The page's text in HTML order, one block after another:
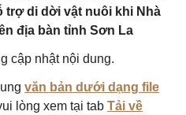
trợ di dời vật nuôi khi Nhà
địa bàn tỉnh Sơn La
cập nhật nội dung.
văn bản dưới dạng file
lòng xem tại tab Tải về